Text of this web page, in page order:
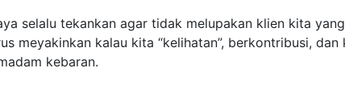
selalu tekankan agar tidak melupakan klien kita
meyakinkan kalau kita “kelihatan”, berkontribusi,
kebaran.